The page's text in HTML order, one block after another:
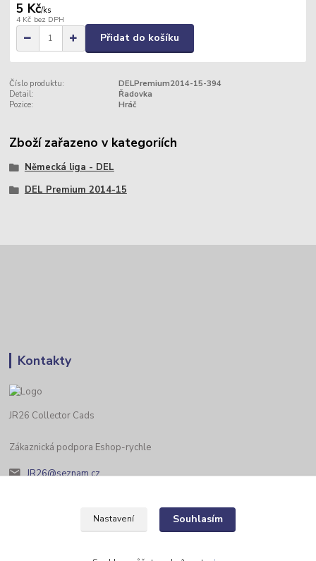
5 Kč/ks
4 Kč bez DPH
Přidat do košíku
Číslo produktu:
DELPremium2014-15-394
Detail:
Řadovka
Pozice:
Hráč
Zboží zařazeno v kategoriích
Německá liga - DEL
DEL Premium 2014-15
Kontakty
JR26 Collector Cads
Zákaznická podpora Eshop-rychle
JR26@seznam.cz
Nastavení Souhlasím